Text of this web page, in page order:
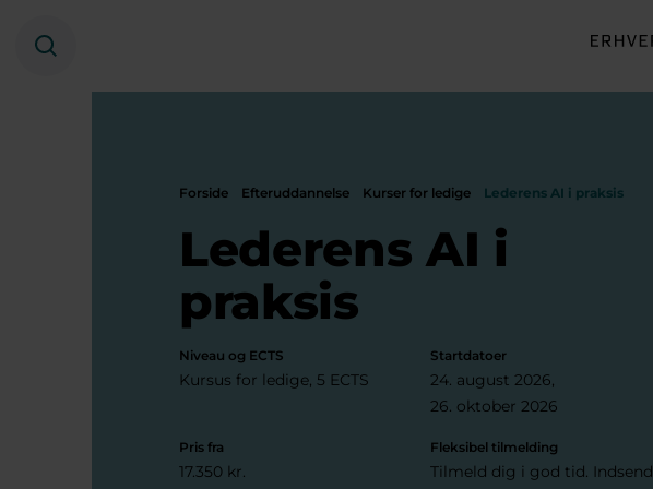
Søg
Forside Efteruddannelse Kurser for ledige Lederens AI i praksis
Lederens AI i
praksis
Niveau og ECTS
Kursus for ledige, 5 ECTS
Startdatoer
24. august 2026
26. oktober 2026
Pris fra
17.350 kr.
Fleksibel tilmelding
Tilmeld dig i god tid. Indsend